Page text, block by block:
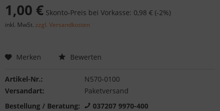
1,00 € Skonto-Preis bei Vorkasse: 0,98 € (-2%)
inkl. MwSt. zzgl. Versandkosten
Merken Bewerten
Artikel-Nr.:
N570-0100
Versandart:
Paketversand
Bestellung / Beratung:
037207 9970-400